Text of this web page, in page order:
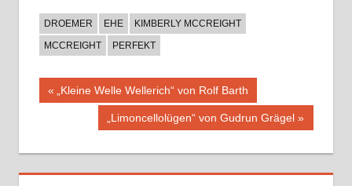
DROEMER EHE
KIMBERLY MCCREIGHT
MCCREIGHT
PERFEKT
Beitragsnavigation
Vorheriger
„Kleine Welle Wellerich“ von Rolf Barth
Nächster
„Limoncellolügen“ von Gudrun Grägel